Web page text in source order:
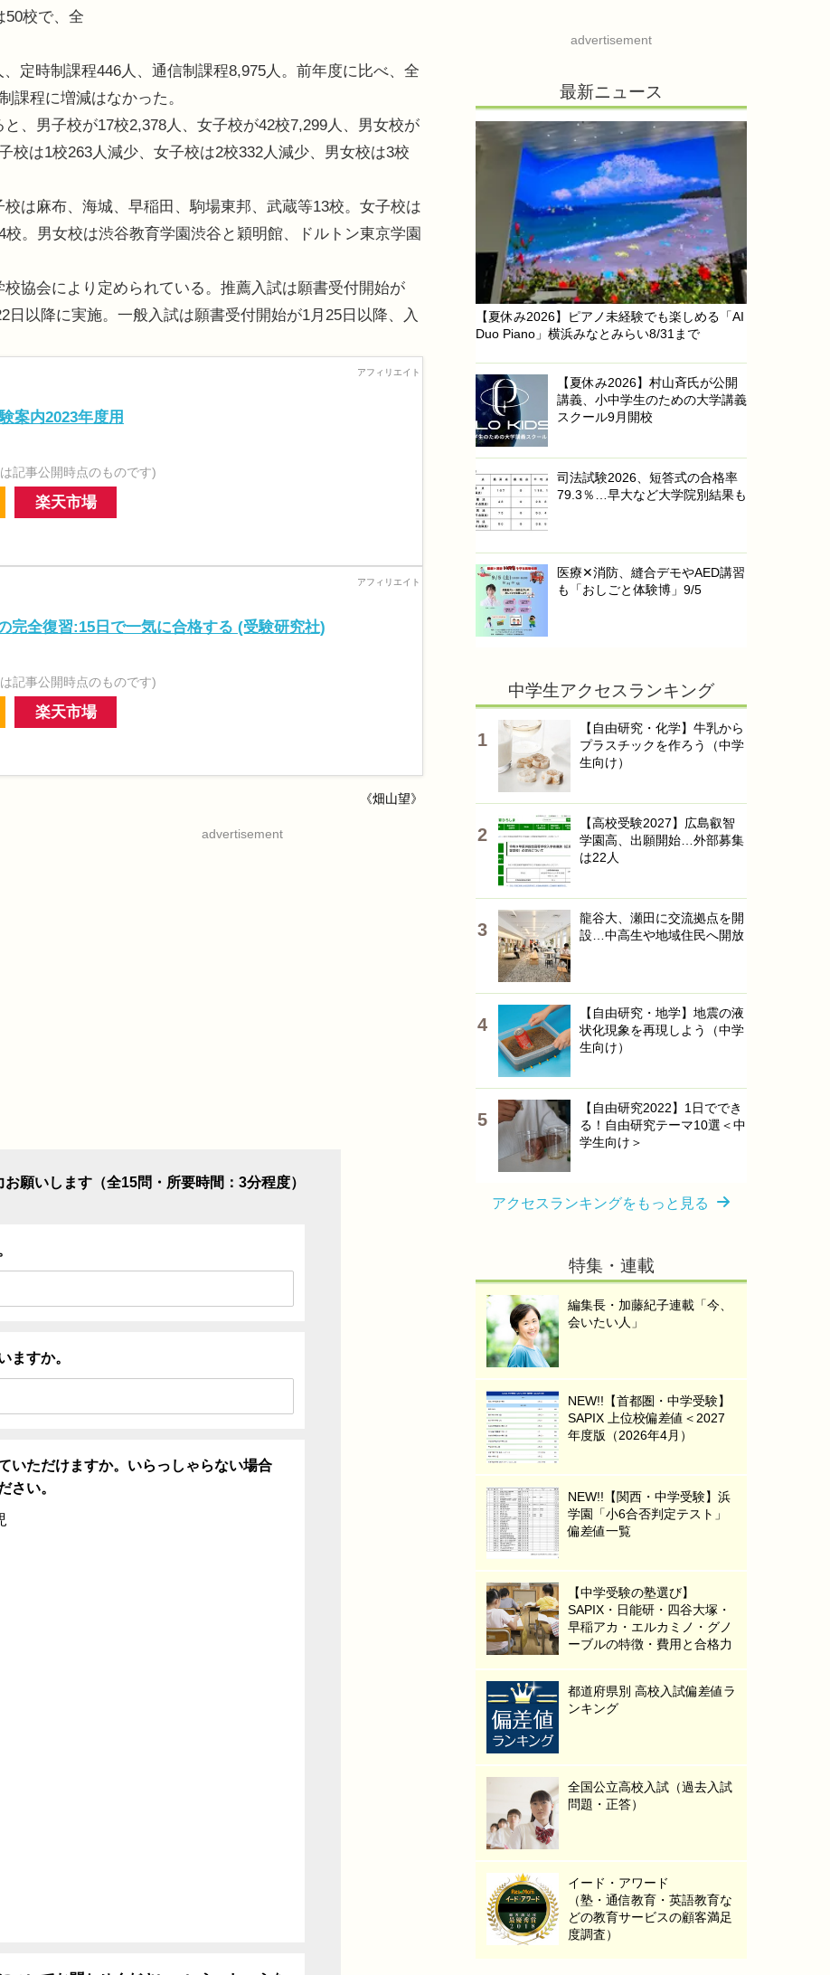
50校で、全
定時制課程446人、通信制課程8,975人。前年度に比べ、全
課程に増減はなかった。
、男子校が17校2,378人、女子校が42校7,299人、男女校が
校は1校263人減少、女子校は2校332人減少、男女校は3校
は麻布、海城、早稲田、駒場東邦、武蔵等13校。女子校は
。男女校は渋谷教育学園渋谷と穎明館、ドルトン東京学園
協会により定められている。推薦入試は願書受付開始が
日以降に実施。一般入試は願書受付開始が1月25日以降、入
案内2023年度用
記事公開時点のものです)
楽天市場
完全復習:15日で一気に合格する (受験研究社)
記事公開時点のものです)
楽天市場
《畑山望》
advertisement
願いします（全15問・所要時間：3分程度）
ますか。
いただけますか。いらっしゃらない場合
さい。
advertisement
最新ニュース
【夏休み2026】ピアノ未経験でも楽しめる「AI
Duo Piano」横浜みなとみらい8/31まで
【夏休み2026】村山斉氏が公開
講義、小中学生のための大学講義
スクール9月開校
司法試験2026、短答式の合格率
79.3％…早大など大学院別結果も
医療✕消防、縫合デモやAED講習
も「おしごと体験博」9/5
中学生アクセスランキング
【自由研究・化学】牛乳から
プラスチックを作ろう（中学
生向け）
【高校受験2027】広島叡智
学園高、出願開始…外部募集
は22人
龍谷大、瀬田に交流拠点を開
設…中高生や地域住民へ開放
【自由研究・地学】地震の液
状化現象を再現しよう（中学
生向け）
【自由研究2022】1日ででき
る！自由研究テーマ10選＜中
学生向け＞
アクセスランキングをもっと見る
特集・連載
編集長・加藤紀子連載「今、
会いたい人」
NEW!!【首都圏・中学受験】
SAPIX 上位校偏差値＜2027
年度版（2026年4月）
NEW!!【関西・中学受験】浜
学園「小6合否判定テスト」
偏差値一覧
【中学受験の塾選び】
SAPIX・日能研・四谷大塚・
早稲アカ・エルカミノ・グノ
ーブルの特徴・費用と合格力
都道府県別 高校入試偏差値ラ
ンキング
全国公立高校入試（過去入試
問題・正答）
イード・アワード
（塾・通信教育・英語教育な
どの教育サービスの顧客満足
度調査）